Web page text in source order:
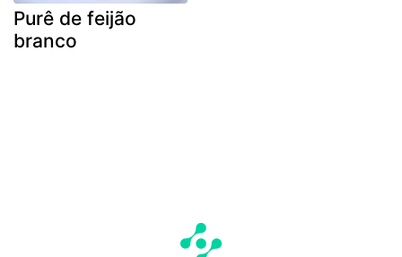
Purê de feijão
branco